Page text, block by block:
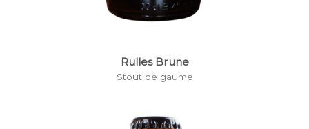
Rulles Brune
Stout de gaume